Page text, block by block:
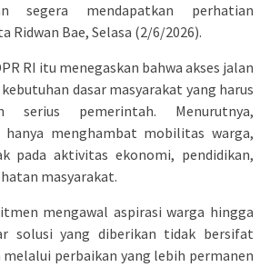
segera mendapatkan perhatian
Ridwan Bae, Selasa (2/6/2026).
RI itu menegaskan bahwa akses jalan
dasar masyarakat yang harus
serius pemerintah. Menurutnya,
menghambat mobilitas warga,
pada aktivitas ekonomi, pendidikan,
masyarakat.
mengawal aspirasi warga hingga
solusi yang diberikan tidak bersifat
perbaikan yang lebih permanen